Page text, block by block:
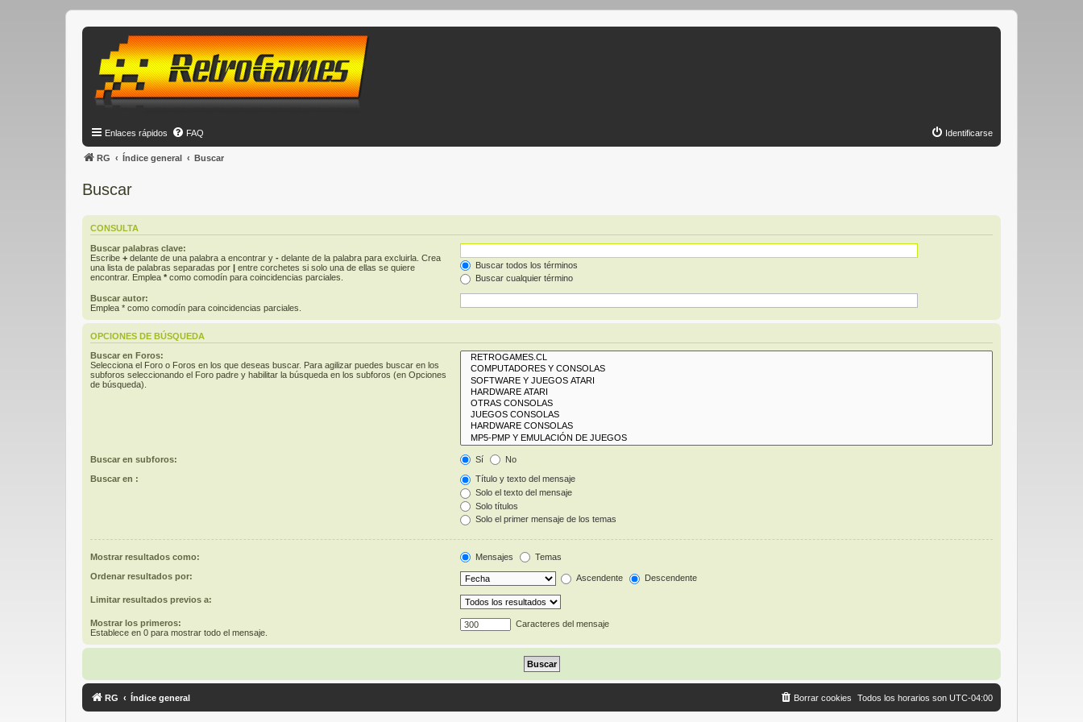
Enlaces rápidos FAQ Identificarse
RG Índice general Buscar
Buscar
CONSULTA
Buscar palabras clave:
Escribe + delante de una palabra a encontrar y - delante de la palabra para excluirla. Crea
una lista de palabras separadas por | entre corchetes si solo una de ellas se quiere
encontrar. Emplea * como comodín para coincidencias parciales.
Buscar todos los términos
Buscar cualquier término
Buscar autor:
Emplea * como comodín para coincidencias parciales.
OPCIONES DE BÚSQUEDA
Buscar en Foros:
Selecciona el Foro o Foros en los que deseas buscar. Para agilizar puedes buscar en los
subforos seleccionando el Foro padre y habilitar la búsqueda en los subforos (en Opciones
de búsqueda).
Buscar en subforos: Sí No
Buscar en :
Título y texto del mensaje
Solo el texto del mensaje
Solo títulos
Solo el primer mensaje de los temas
Mostrar resultados como: Mensajes Temas
Ordenar resultados por: Ascendente Descendente
Limitar resultados previos a:
Mostrar los primeros:
Establece en 0 para mostrar todo el mensaje.
Caracteres del mensaje
RG Índice general Todos los horarios son UTC-04:00
Borrar cookies